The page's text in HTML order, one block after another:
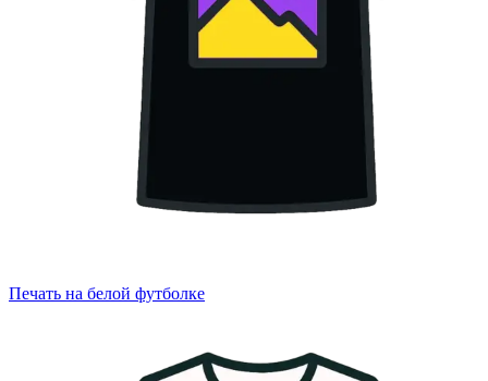
Печать на белой футболке